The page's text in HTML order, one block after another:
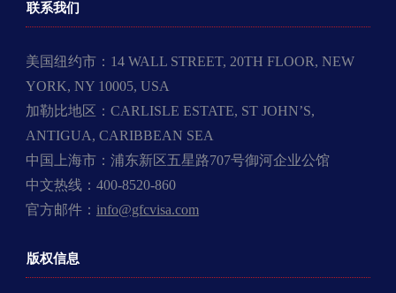
联系我们
美国纽约市：14 WALL STREET, 20TH FLOOR, NEW
YORK, NY 10005, USA
加勒比地区：CARLISLE ESTATE, ST JOHN’S,
ANTIGUA, CARIBBEAN SEA
中国上海市：浦东新区五星路707号御河企业公馆
中文热线：400-8520-860
官方邮件： info@gfcvisa.com
版权信息